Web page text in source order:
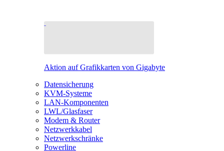
Aktion auf Grafikkarten von Gigabyte
Datensicherung
KVM-Systeme
LAN-Komponenten
LWL/Glasfaser
Modem & Router
Netzwerkkabel
Netzwerkschränke
Powerline